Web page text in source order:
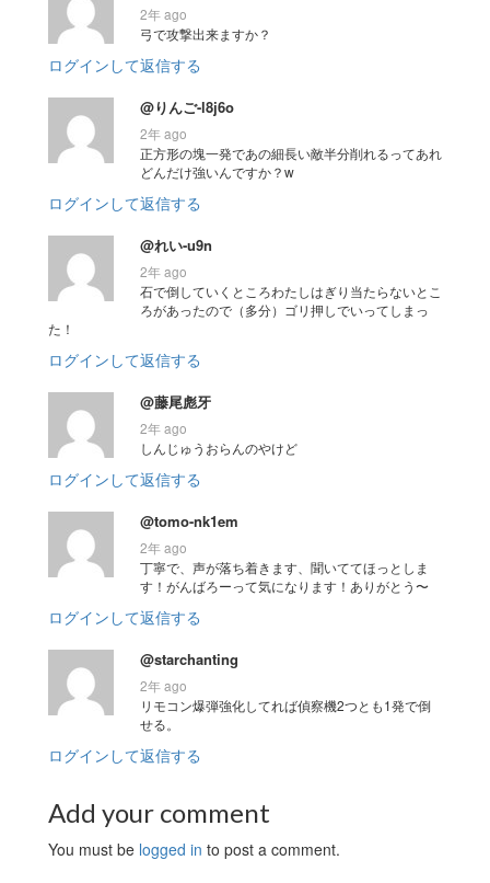
2年 ago
弓で攻撃出来ますか？
ログインして返信する
@りんご-l8j6o
2年 ago
正方形の塊一発であの細長い敵半分削れるってあれ
どんだけ強いんですか？w
ログインして返信する
@れい-u9n
2年 ago
石で倒していくところわたしはぎり当たらないとこ
ろがあったので（多分）ゴリ押しでいってしまっ
た！
ログインして返信する
@藤尾彪牙
2年 ago
しんじゅうおらんのやけど
ログインして返信する
@tomo-nk1em
2年 ago
丁寧で、声が落ち着きます、聞いててほっとしま
す！がんばろーって気になります！ありがとう〜
ログインして返信する
@starchanting
2年 ago
リモコン爆弾強化してれば偵察機2つとも1発で倒
せる。
ログインして返信する
Add your comment
You must be logged in to post a comment.